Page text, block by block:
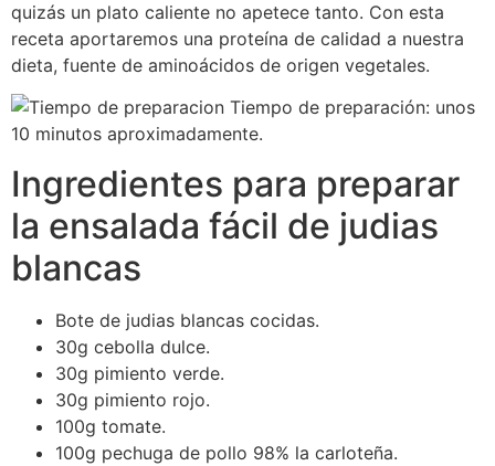
quizás un plato caliente no apetece tanto. Con esta
receta aportaremos una proteína de calidad a nuestra
dieta, fuente de aminoácidos de origen vegetales.
Tiempo de preparación: unos
10 minutos aproximadamente.
Ingredientes para preparar
la ensalada fácil de judias
blancas
Bote de judias blancas cocidas.
30g cebolla dulce.
30g pimiento verde.
30g pimiento rojo.
100g tomate.
100g pechuga de pollo 98% la carloteña.